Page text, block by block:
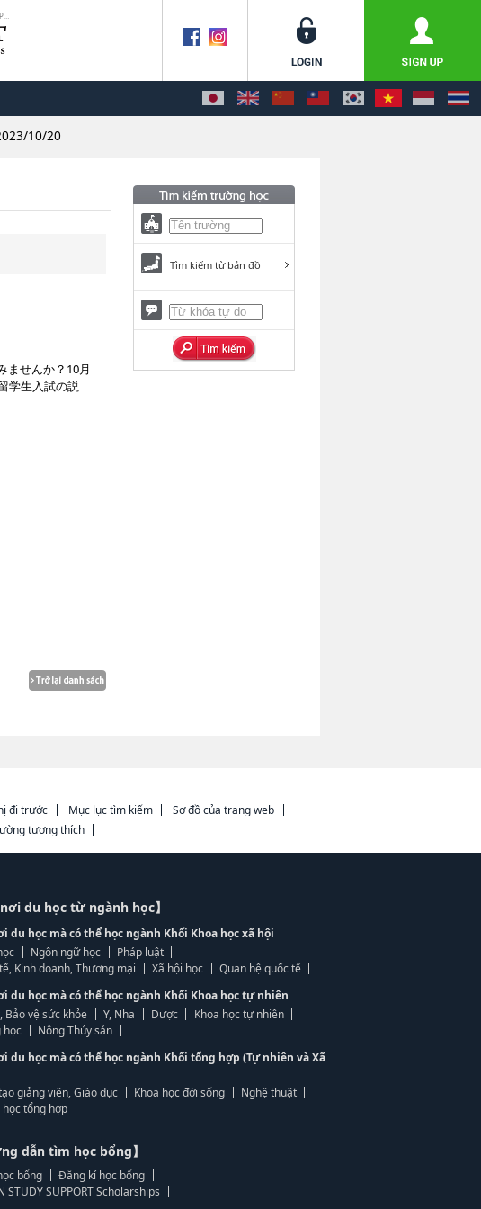
10/20
ませんか？10月
学生入試の説
Tìm kiếm từ bản đồ
đi trước Mục lục tìm kiếm
Sơ đồ của trang web
tương thích
nơi du học từ ngành học】
du học mà có thể học ngành Khối Khoa học xã hội
Ngôn ngữ học
Pháp luật
Kinh doanh, Thương mại
Xã hội học
Quan hệ quốc tế
du học mà có thể học ngành Khối Khoa học tự nhiên
Bảo vệ sức khỏe
Y, Nha Dược
Khoa học tự nhiên
học
Nông Thủy sản
du học mà có thể học ngành Khối tổng hợp (Tự nhiên và Xã
giảng viên, Giáo dục
Khoa học đời sống
Nghệ thuật
học tổng hợp
dẫn tìm học bổng】
bổng
Đăng kí học bổng
STUDY SUPPORT Scholarships